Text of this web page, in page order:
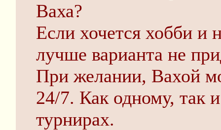
Ваха?
Если хочется хобби и
лучше варианта не
При желании, Вахой
24/7. Как одному, так
турнирах.